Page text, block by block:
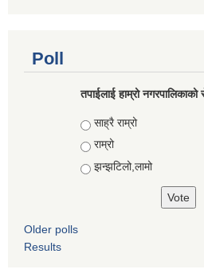
Poll
तपाईलाई हाम्रो
Choices
साह्रै राम्रो
राम्रो
झन्झटिलो,लामो
Older polls
Results